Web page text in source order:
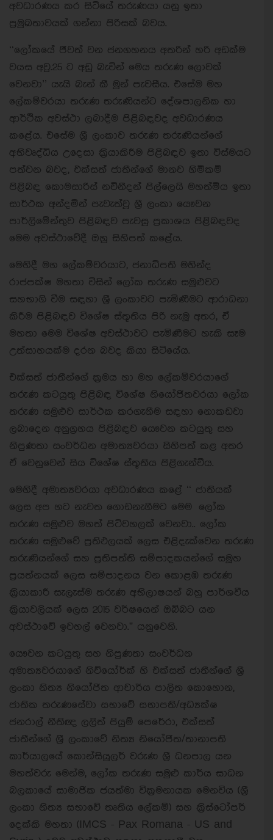
අවධාරණය කර සිටියේ තරුණයා යනු ඉතා
ප‍්‍රමුඛතාවයක් ගන්නා පිරිසක් බවය.
‘‘ලෝකයේ ජීවත් වන ජනගහනය අතරින් හරි අඩක්ම
වයස අවු.25 ට අඩු බැවින් මෙය තරුණ ලොවක්
වෙනවා’’ යැයි බැන් කී මුන් පැවසීය. එසේම මහ
ලේකම්වරයා තරුණ තරුණියන්ට දේශපාලනික හා
ආර්ථික අවස්ථා ලබාදීම පිළිබඳවද අවධාරණය
කළේය. එසේම ශ‍්‍රී ලංකාව තරුණ තරුණියන්ගේ
අභිවෘද්ධිය උදෙසා ක‍්‍රියාකිරීම පිළිබඳව ඉතා විස්මයට
පත්වන බවද, එක්සත් ජාතීන්ගේ මානව හිමිකම්
පිළිබඳ කොමසාරිස් නවිනීදන් පිල්ලෙයි මහත්මිය ඉතා
සාර්ථක අන්දමින් පැවැත්වූ ශ‍්‍රී ලංකා යෞවන
පාර්ලිමේන්තුව පිළිබඳව පැවසූ ප‍්‍රකාශය පිළිබඳවද
මෙම අවස්ථාවේදී ඔහු සිහිපත් කළේය.
මෙහිදී මහ ලේකම්වරයාට, ජනාධිපති මහින්ද
රාජපක්ෂ මහතා විසින් ලෝක තරුණ සමුළුවට
සහභාගි වීම සඳහා ශ‍්‍රී ලංකාවට පැමිණීමට ආරාධනා
කිරීම පිළිබඳව විශේෂ ස්තූතිය පිරි නැමූ අතර, ඒ
මහතා මෙම විශේෂ අවස්ථාවට පැමිණීමට හැකි සෑම
උත්සාහයක්ම දරන බවද කියා සිටියේය.
එක්සත් ජාතීන්ගේ ක‍්‍රමය හා මහ ලේකම්වරයාගේ
තරුණ කටයුතු පිළිබඳ විශේෂ නියෝජිතවරයා ලෝක
තරුණ සමුළුව සාර්ථක කරගැනීම සඳහා නොකඩවා
ලබාදෙන අනුග‍්‍රහය පිළිබඳව යෞවන කටයුතු සහ
නිපුණතා සංවර්ධන අමාත්‍යවරයා සිහිපත් කළ අතර
ඒ වෙනුවෙන් සිය විශේෂ ස්තූතිය පිළිගැන්වීය.
මෙහිදී අමාත්‍යවරයා අවධාරණය කළේ ‘‘ ජාතියක්
ලෙස අප හට නැවත ගොඩනැගීමට මෙම ලෝක
තරුණ සමුළුව මහත් පිටිවහලක් වෙනවා.. ලෝක
තරුණ සමුළුවේ ප‍්‍රතිඵලයක් ලෙස එළිදැක්වෙන තරුණ
තරුණියන්ගේ සහ ප‍්‍රතිපත්ති සම්පාදකයන්ගේ සමූහ
ප‍්‍රයත්නයක් ලෙස සම්පාදනය වන කොළඹ තරුණ
ක‍්‍රියාකාරී සැලැස්ම තරුණ අභිලාෂයන් බහු පාර්ශවීය
ක‍්‍රියාවලියක් ලෙස 2015 වර්ෂයෙන් ඔබ්බට යන
අවස්ථාවේ ඉවහල් වෙනවා.” යනුවෙනි.
යෞවන කටයුතු සහ නිපුණතා සංවර්ධන
අමාත්‍යවරයාගේ නිව්යෝර්ක් හි එක්සත් ජාතීන්ගේ ශ‍්‍රී
ලංකා නිත්‍ය නියෝජිත ආචාර්ය පාලිත කොහොන,
ජාතික තරුණසේවා සභාවේ සභාපති/අධ්‍යක්ෂ
ජනරාල් නීතිඥ ලලිත් පියුම් පෙරේරා, එක්සත්
ජාතීන්ගේ ශ‍්‍රී ලංකාවේ නිත්‍ය නියෝජිත/තානාපති
කාර්යාලයේ කොන්සියුලර් වරුණ ශ‍්‍රී ධනපාල යන
මහත්වරු මෙන්ම, ලෝක තරුණ සමුළු කාර්ය සාධන
බලකායේ සාමාජික ජයත්මා වික‍්‍රමනායක මෙනවිය (ශ‍්‍රී
ලංකා නිත්‍ය සභාවේ තෘතිය ලේකම්) සහ ක‍්‍රිස්ටෝපර්
දෙක්කි මහතා (IMCS - Pax Romana - US and